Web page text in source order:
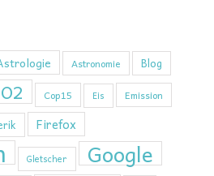
Astronomie Blog
Cop15 Eis
Emission
Firefox
Gletscher Google